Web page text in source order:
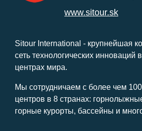
www.sitour.sk
Sitour International - крупнейшая
сеть технологических инноваций
центрах мира.
Мы сотрудничаем с более чем
центров в 8 странах:
горные курорты, бассейны и